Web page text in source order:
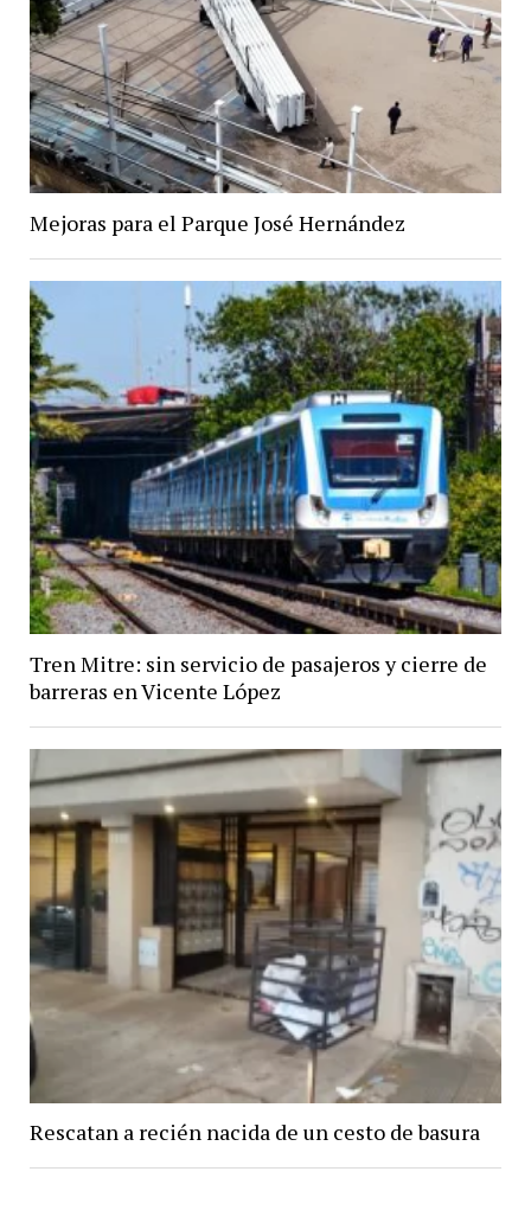
Mejoras para el Parque José Hernández
Tren Mitre: sin servicio de pasajeros y cierre de
barreras en Vicente López
Rescatan a recién nacida de un cesto de basura